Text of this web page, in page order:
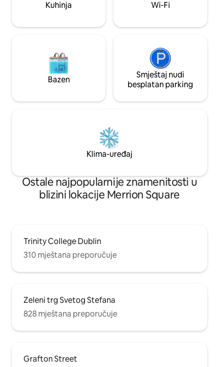
Dablin.
Kuhinja Wi-Fi
Bazen
Smještaj nudi
besplatan parking
Klima-uređaj
Ostale najpopularnije znamenitosti u
blizini lokacije Merrion Square
Trinity College Dublin
310 mještana preporučuje
Zeleni trg Svetog Stefana
828 mještana preporučuje
Grafton Street